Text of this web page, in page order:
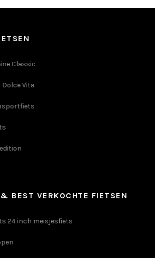
Classic
Vita
BEST VERKOCHTE FIETSEN
24 inch meisjesfiets